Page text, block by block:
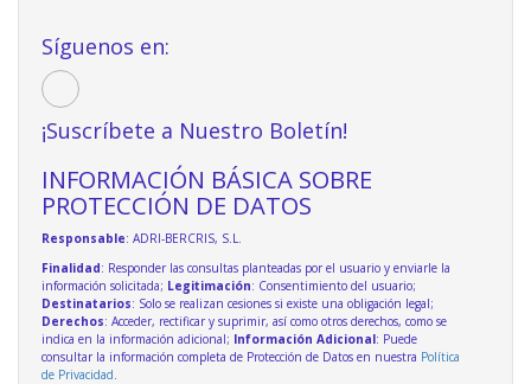
Síguenos en:
¡Suscríbete a Nuestro Boletín!
INFORMACIÓN BÁSICA SOBRE
PROTECCIÓN DE DATOS
Responsable: ADRI-BERCRIS, S.L.
Finalidad: Responder las consultas planteadas por el usuario y enviarle la
información solicitada; Legitimación: Consentimiento del usuario;
Destinatarios: Solo se realizan cesiones si existe una obligación legal;
Derechos: Acceder, rectificar y suprimir, así como otros derechos, como se
indica en la información adicional; Información Adicional: Puede
consultar la información completa de Protección de Datos en nuestra Política
de Privacidad.